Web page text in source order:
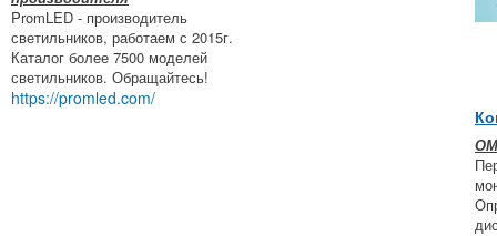
PromLED - производитель
светильников, работаем с 2015г.
Каталог более 7500 моделей
светильников. Обращайтесь!
https://promled.com/